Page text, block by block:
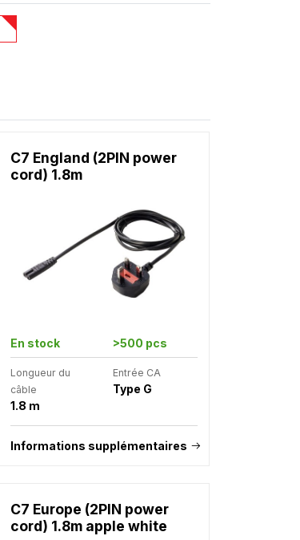
C7 England (2PIN power
cord) 1.8m
En stock >500 pcs
Longueur du
câble
1.8 m
Entrée CA
Type G
Informations supplémentaires
C7 Europe (2PIN power
cord) 1.8m apple white